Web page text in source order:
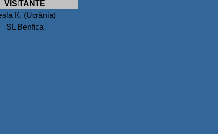
VISITANTE
K. (Ucrânia)
SL Benfica